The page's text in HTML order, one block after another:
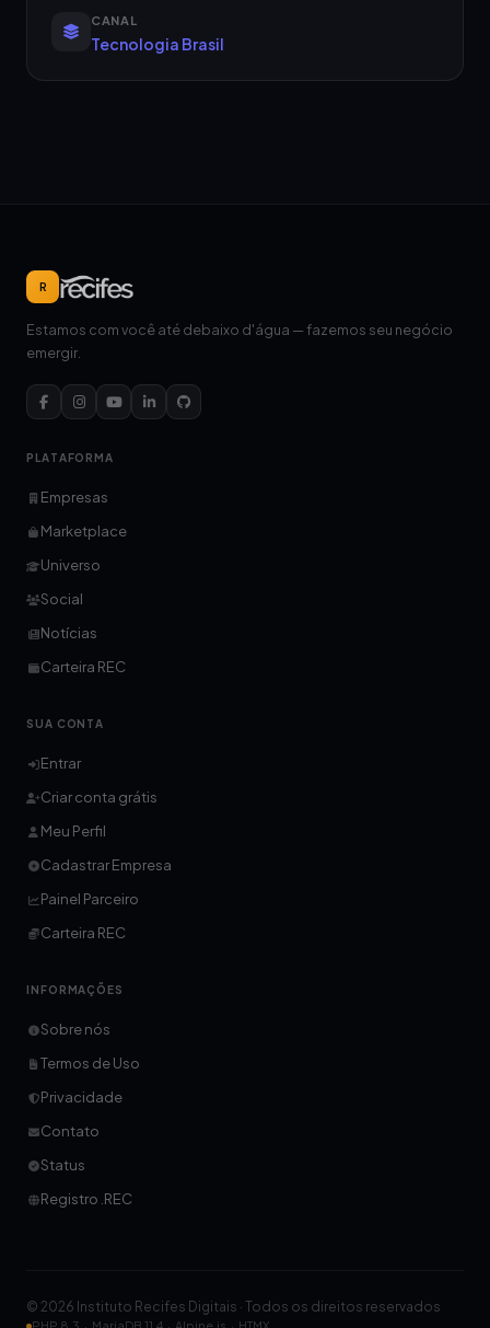
CANAL
Tecnologia Brasil
R
Estamos com você até debaixo d'água — fazemos seu negócio
emergir.
PLATAFORMA
Empresas
Marketplace
Universo
Social
Notícias
Carteira REC
SUA CONTA
Entrar
Criar conta grátis
Meu Perfil
Cadastrar Empresa
Painel Parceiro
Carteira REC
INFORMAÇÕES
Sobre nós
Termos de Uso
Privacidade
Contato
Status
Registro .REC
© 2026 Instituto Recifes Digitais · Todos os direitos reservados